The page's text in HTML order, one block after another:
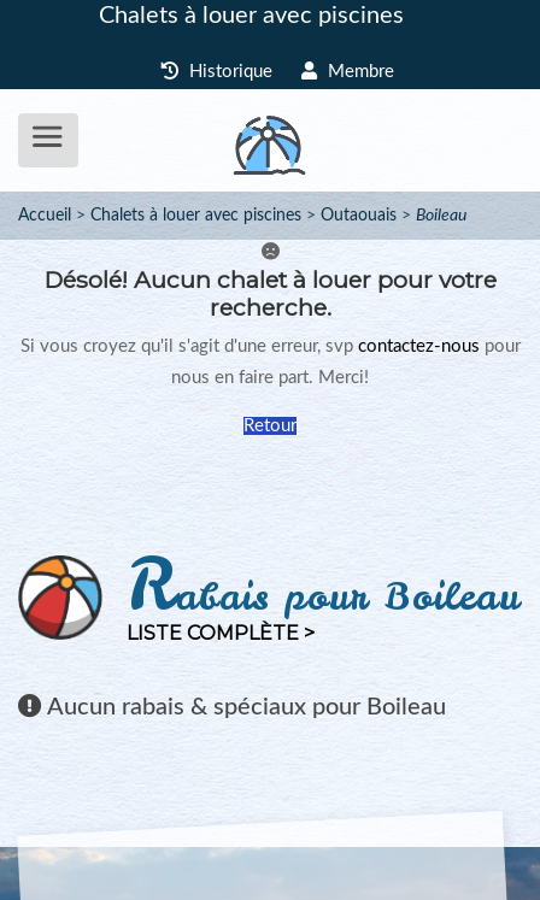
Chalets à louer avec piscines
Historique Membre
Accueil Chalets à louer avec piscines Outaouais Boileau
Désolé! Aucun chalet à louer pour votre
recherche.
Si vous croyez qu'il s'agit d'une erreur, svp contactez-nous pour
nous en faire part. Merci!
Retour
Rabais pour Boileau
LISTE COMPLÈTE >
Aucun rabais & spéciaux pour Boileau